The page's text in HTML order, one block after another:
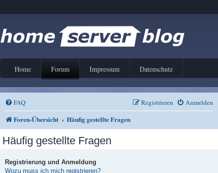
Home Forum Impressum Datenschutz
FAQ Anmelden
Registrieren
Foren-Übersicht Häufig gestellte Fragen
Häufig gestellte Fragen
Registrierung und Anmeldung
Wozu muss ich mich registrieren?